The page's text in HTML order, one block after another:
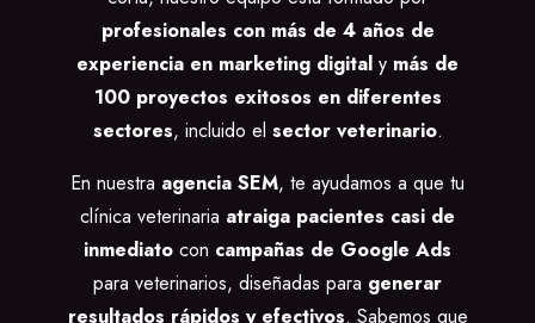
profesionales con más de 4 años de
experiencia en marketing digital y más de
100 proyectos exitosos en diferentes
sectores, incluido el sector veterinario.
En nuestra agencia SEM, te ayudamos a que tu
clínica veterinaria atraiga pacientes casi de
inmediato con campañas de Google Ads
para veterinarios, diseñadas para generar
resultados rápidos y efectivos. Sabemos que